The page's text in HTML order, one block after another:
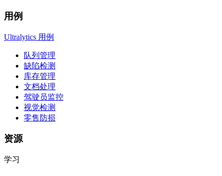
用例
Ultralytics 用例
队列管理
缺陷检测
库存管理
文档处理
驾驶员监控
视觉检测
零售防损
资源
学习